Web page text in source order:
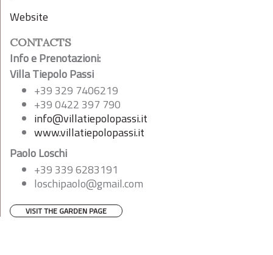
Website
CONTACTS
Info e Prenotazioni:
Villa Tiepolo Passi
+39 329 7406219
+39 0422 397 790
info@villatiepolopassi.it
www.villatiepolopassi.it
Paolo Loschi
+39 339 6283191
loschipaolo@gmail.com
VISIT THE GARDEN PAGE